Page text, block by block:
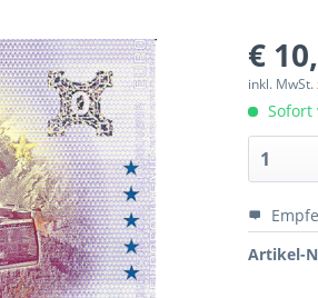
€
inkl. MwSt.
Sofort
Artikel-